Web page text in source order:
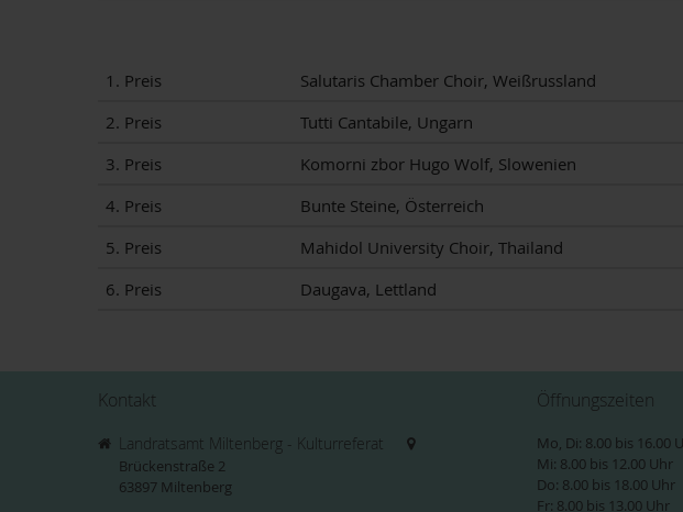
1. Preis
Salutaris Chamber Choir, Weißrussland
2. Preis
Tutti Cantabile, Ungarn
3. Preis
Komorni zbor Hugo Wolf, Slowenien
4. Preis
Bunte Steine, Österreich
5. Preis
Mahidol University Choir, Thailand
6. Preis
Daugava, Lettland
Kontakt
Landratsamt Miltenberg - Kulturreferat
Brückenstraße 2
63897 Miltenberg
Öffnungszeiten
Mo, Di: 8.00 bis 16.00
Mi: 8.00 bis 12.00 Uhr
Do: 8.00 bis 18.00 Uhr
Fr: 8.00 bis 13.00 Uhr